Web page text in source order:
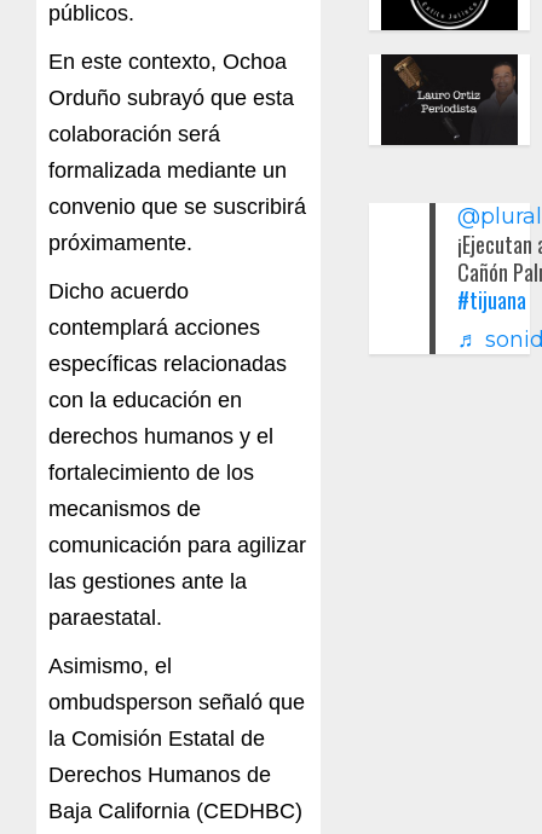
públicos.
En este contexto, Ochoa
Orduño subrayó que esta
colaboración será
formalizada mediante un
convenio que se suscribirá
próximamente.
Dicho acuerdo
contemplará acciones
específicas relacionadas
con la educación en
derechos humanos y e
fortalecimiento de los
mecanismos de
comunicación para agi lizar
las gestiones ante la
paraestatal.
Asimismo, el
ombudsperson señal ó que
la Comisión Estata l de
Derechos Humanos de
Baja Cal ifornia (CEDHBC)
Cañón
#tijuana
♬